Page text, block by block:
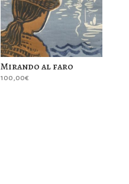
Mirando al faro
100,00€